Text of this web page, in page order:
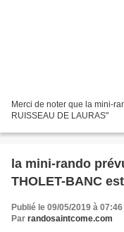
Merci de noter que la mini-
RUISSEAU DE LAURAS"
la mini-rando prévue
THOLET-BANC
Publié le 09/05/2019 à 07:46
Par randosaintcome.com